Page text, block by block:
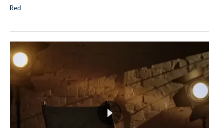
Red